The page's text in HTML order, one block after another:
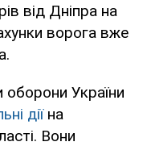
від Дніпра на
ворога вже
України
дії на
Вони